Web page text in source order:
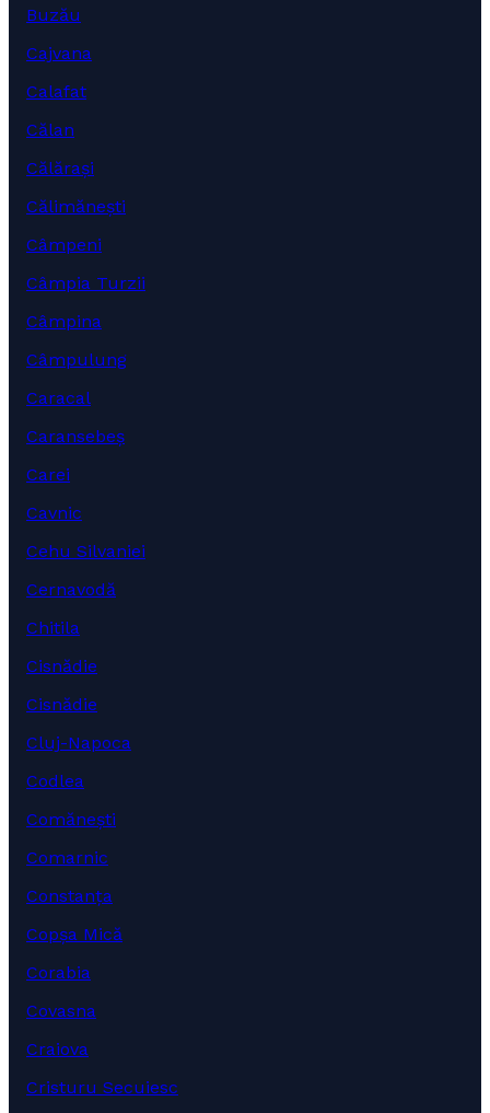
Buzău
Cajvana
Calafat
Călan
Călărași
Călimănești
Câmpeni
Câmpia Turzii
Câmpina
Câmpulung
Caracal
Caransebeș
Carei
Cavnic
Cehu Silvaniei
Cernavodă
Chitila
Cisnădie
Cisnădie
Cluj-Napoca
Codlea
Comănești
Comarnic
Constanța
Copșa Mică
Corabia
Covasna
Craiova
Cristuru Secuiesc